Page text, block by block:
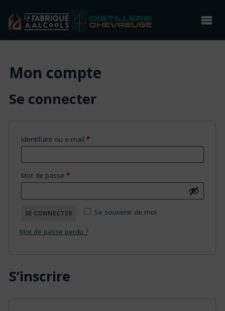
Mon compte
Se connecter
Identifiant ou e-mail *Obligatoire
Mot de passe *Obligatoire
Se souvenir de moi
SE CONNECTER
Mot de passe perdu ?
S’inscrire